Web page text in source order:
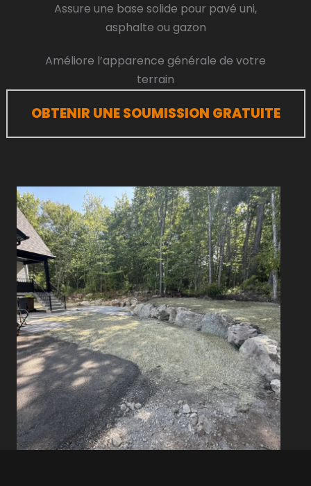
Assure une base solide pour pavé uni,
asphalte ou gazon
Améliore l’apparence générale de votre
terrain
OBTENIR UNE SOUMISSION GRATUITE